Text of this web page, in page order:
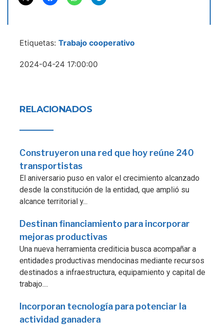
Etiquetas: Trabajo cooperativo
2024-04-24 17:00:00
RELACIONADOS
Construyeron una red que hoy reúne 240
transportistas
El aniversario puso en valor el crecimiento alcanzado
desde la constitución de la entidad, que amplió su
alcance territorial y...
Destinan financiamiento para incorporar
mejoras productivas
Una nueva herramienta crediticia busca acompañar a
entidades productivas mendocinas mediante recursos
destinados a infraestructura, equipamiento y capital de
trabajo....
Incorporan tecnología para potenciar la
actividad ganadera